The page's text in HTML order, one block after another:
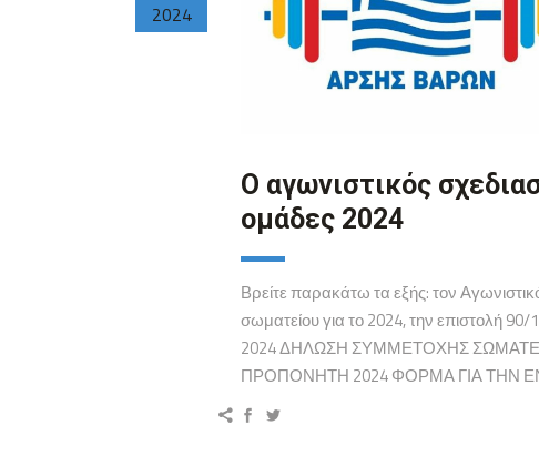
2024
Ο αγωνιστικός
ομάδες 2024
Βρείτε παρακάτω τα εξής: τον
σωματείου για το 2024, την
2024 ΔΗΛΩΣΗ ΣΥΜΜΕΤΟΧΗΣ
ΠΡΟΠΟΝΗΤΗ 2024 ΦΟΡΜΑ ΓΙΑ ΤΗΝ